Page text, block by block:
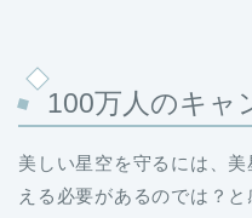
100万人のキャ
美しい星空を守るには、
える必要があるのでは？と